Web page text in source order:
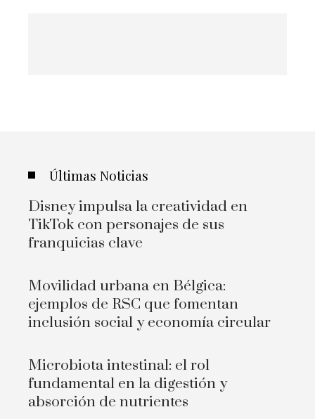
Últimas Noticias
Disney impulsa la creatividad en
TikTok con personajes de sus
franquicias clave
Movilidad urbana en Bélgica:
ejemplos de RSC que fomentan
inclusión social y economía circular
Microbiota intestinal: el rol
fundamental en la digestión y
absorción de nutrientes